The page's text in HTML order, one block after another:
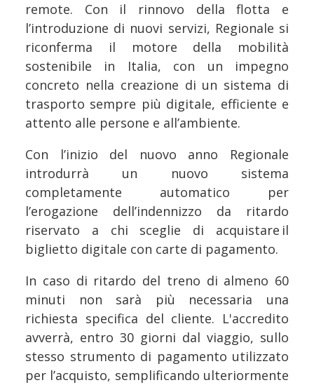
remote. Con il rinnovo della flotta e
l’introduzione di nuovi servizi, Regionale si
riconferma il motore della mobilità
sostenibile in Italia, con un impegno
concreto nella creazione di un sistema di
trasporto sempre più digitale, efficiente e
attento alle persone e all’ambiente.
Con l’inizio del nuovo anno Regionale
introdurrà un nuovo sistema
completamente automatico per
l’erogazione dell’indennizzo da ritardo
riservato a chi sceglie di acquistare il
biglietto digitale con carte di pagamento.
In caso di ritardo del treno di almeno 60
minuti non sarà più necessaria una
richiesta specifica del cliente. L'accredito
avverrà, entro 30 giorni dal viaggio, sullo
stesso strumento di pagamento utilizzato
per l’acquisto, semplificando ulteriormente